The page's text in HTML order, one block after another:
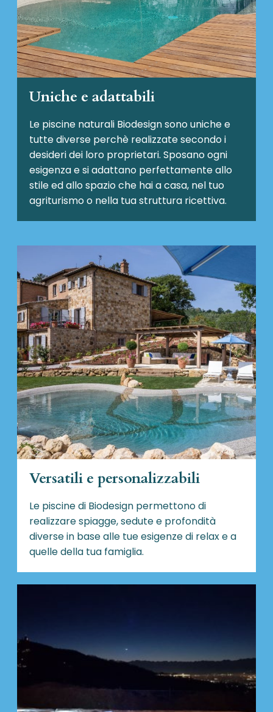
Uniche e adattabili
Le piscine naturali Biodesignsono uniche e
tutte diverse perchè realizzate secondo i
desideri dei loro proprietari. Sposano ogni
esigenza e si adattano perfettamente allo
stile ed allo spazio che hai a casa, nel tuo
agriturismo o nella tua struttura ricettiva.
Versatili e personalizzabili
Le piscine di Biodesign permettono di
realizzare spiagge, sedute e profondità
diverse in base alle tue esigenze di relax e a
quelle della tua famiglia.